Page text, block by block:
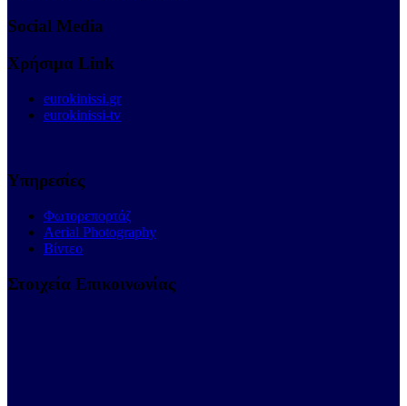
Social Media
Χρήσιμα Link
eurokinissi.gr
eurokinissi-tv
Υπηρεσίες
Φωτορεπορτάζ
Aerial Photography
Βίντεο
Στοιχεία Επικοινωνίας